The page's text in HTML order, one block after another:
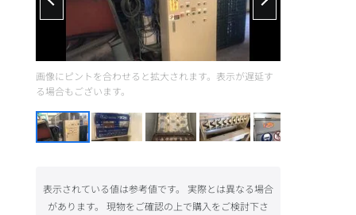
画像にピントを合わせると拡大されます。表示が遅延す
る場合もございます。
表示されている値は参考値です。 実際とは異なる場合
があります。 現物をご確認の上で購入をご検討下さ